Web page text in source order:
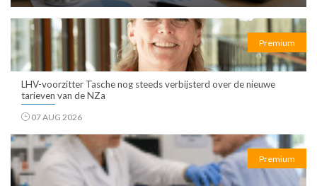
Premium
LHV-voorzitter Tasche nog steeds verbijsterd over de nieuwe
tarieven van de NZa
07 AUG 2026
Premium